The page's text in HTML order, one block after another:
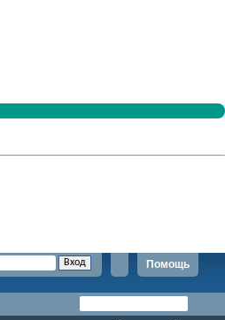
Помощь